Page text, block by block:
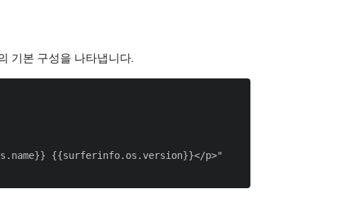
기본 구성을 나타냅니다.
{{surferinfo.os.version}}</p>"